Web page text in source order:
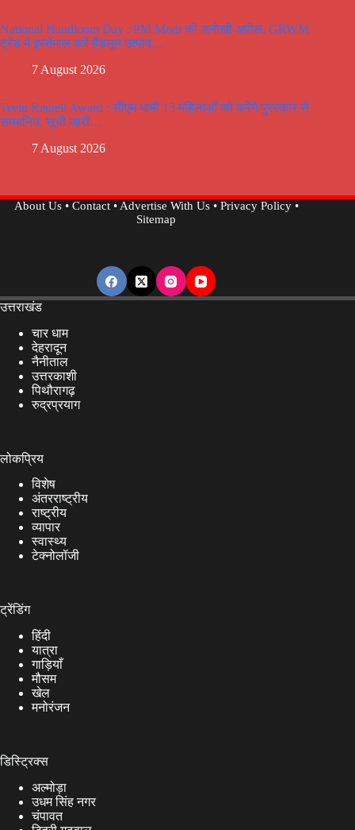
National Handloom Day : PM Modi की अनोखी अपील, GRWM
ट्रेंड में इस्तेमाल करें हैंडलूम उत्पाद…
7 August 2026
Teelu Rauteli Award : सीएम धामी 13 महिलाओं को करेंगे पुरस्कार से
सम्मानित, सूची जारी…
7 August 2026
About Us• Contact•Advertise With Us• Privacy Policy•
Sitemap
उत्तराखंड
चार धाम
देहरादून
नैनीताल
उत्तरकाशी
पिथौरागढ़
रुद्रप्रयाग
लोकप्रिय
विशेष
अंतरराष्ट्रीय
राष्ट्रीय
व्यापार
स्वास्थ्य
टेक्नोलॉजी
ट्रेंडिंग
हिंदी
यात्रा
गाड़ियाँ
मौसम
खेल
मनोरंजन
डिस्ट्रिक्स
अल्मोड़ा
उधम सिंह नगर
चंपावत